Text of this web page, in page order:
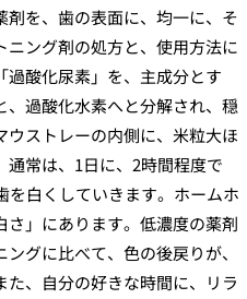
を、歯の表面に、均一に、そ
ング剤の処方と、使用方法に
酸化尿素」を、主成分とす
過酸化水素へと分解され、穏
ストレーの内側に、米粒大ほ
常は、1日に、2時間程度で
を白くしていきます。ホームホ
」にあります。低濃度の薬剤
グに比べて、色の後戻りが、
、自分の好きな時間に、リラ